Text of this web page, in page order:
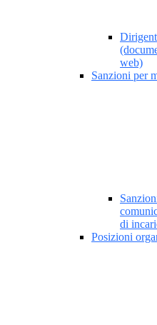
web)
Sanzioni per
di
Posizioni